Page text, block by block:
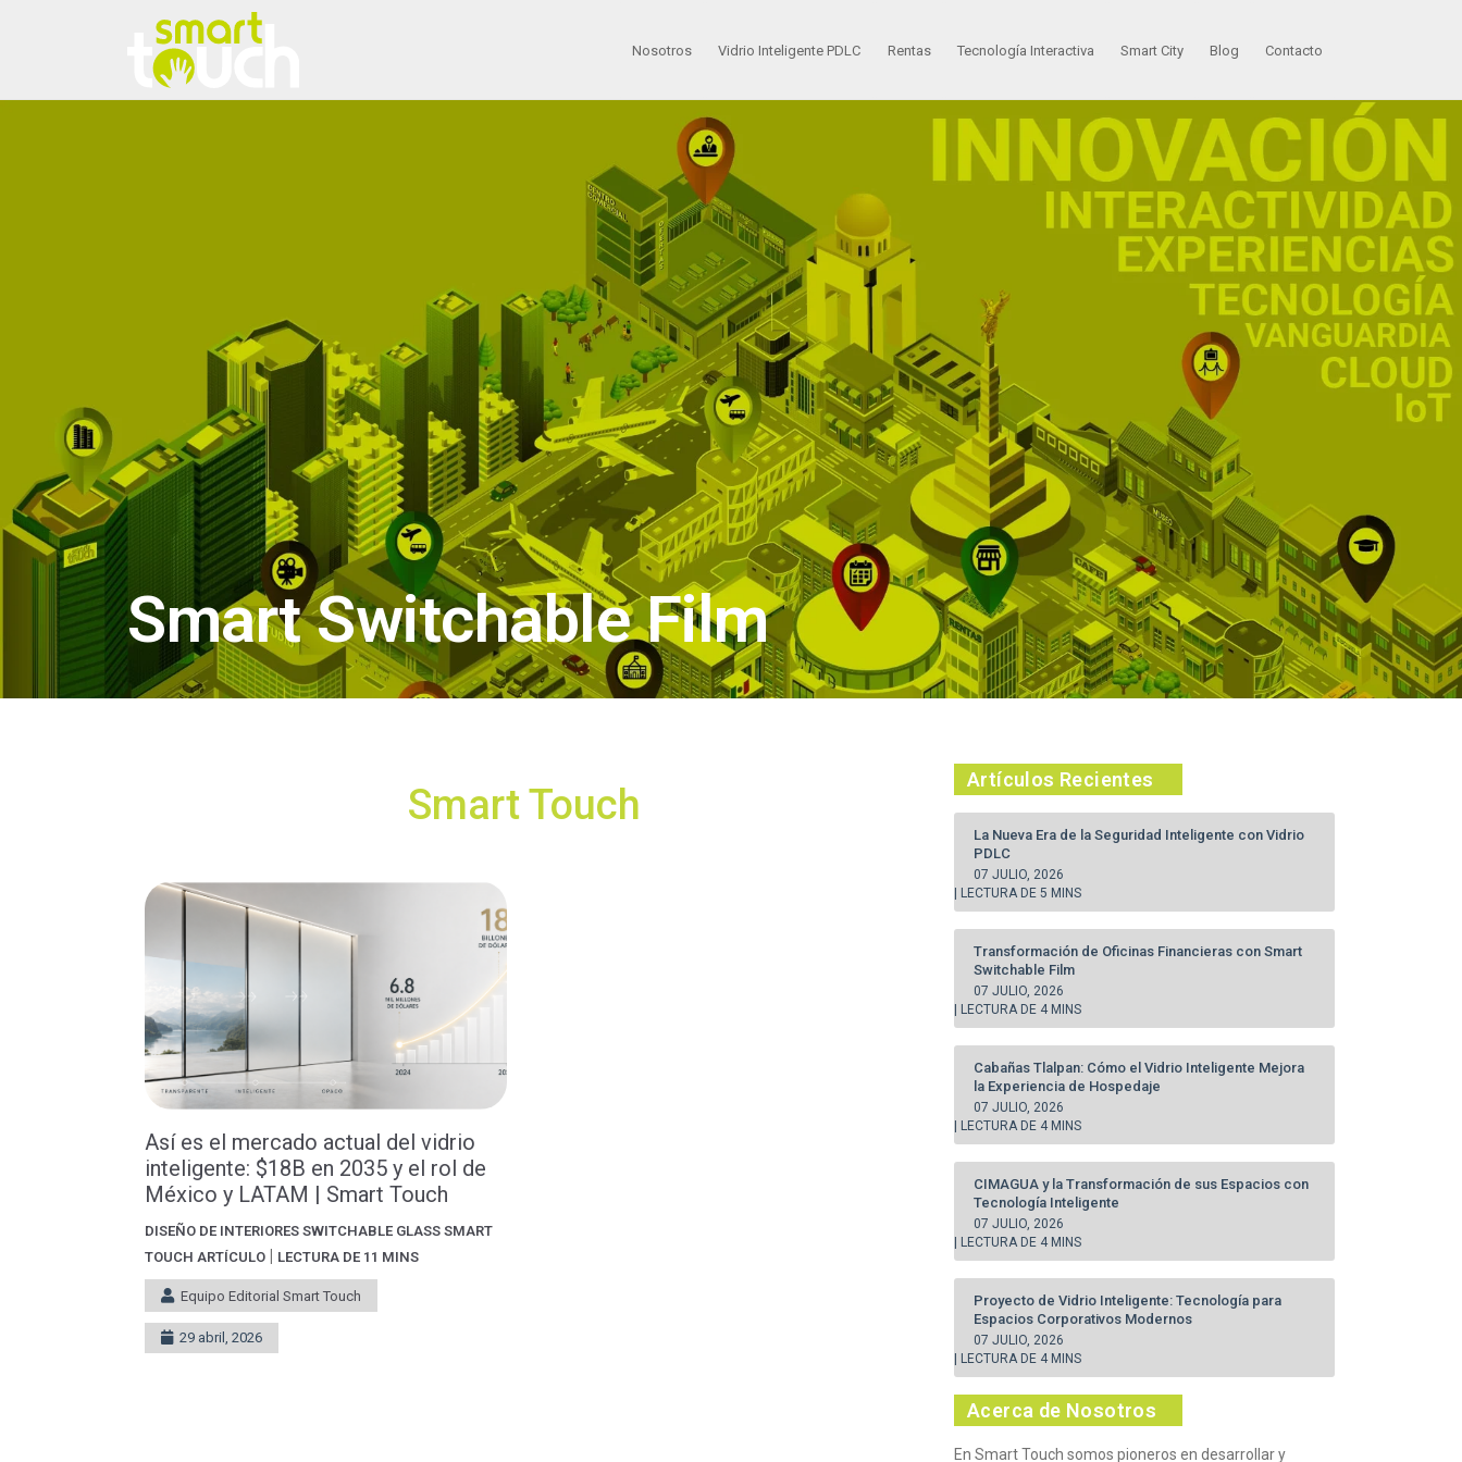
Nosotros Vidrio Inteligente PDLC Rentas Tecnología Interactiva Smart City Blog Contacto
Smart Switchable Film
Artículos Recientes
La Nueva Era de la Seguridad Inteligente con Vidrio
PDLC
07 JULIO, 2026
| LECTURA DE 5 MINS
Transformación de Oficinas Financieras con Smart
Switchable Film
07 JULIO, 2026
| LECTURA DE 4 MINS
Cabañas Tlalpan: Cómo el Vidrio Inteligente Mejora
la Experiencia de Hospedaje
07 JULIO, 2026
| LECTURA DE 4 MINS
CIMAGUA y la Transformación de sus Espacios con
Tecnología Inteligente
07 JULIO, 2026
| LECTURA DE 4 MINS
Proyecto de Vidrio Inteligente: Tecnología para
Espacios Corporativos Modernos
07 JULIO, 2026
| LECTURA DE 4 MINS
Acerca de Nosotros
En Smart Touch somos pioneros en desarrollar y
Smart Touch
Así es el mercado actual del vidrio
inteligente: $18B en 2035 y el rol de
México y LATAM | Smart Touch
DISEÑO DE INTERIORES SWITCHABLE GLASS SMART
TOUCH ARTÍCULO | LECTURA DE 11 MINS
Equipo Editorial Smart Touch
29 abril, 2026